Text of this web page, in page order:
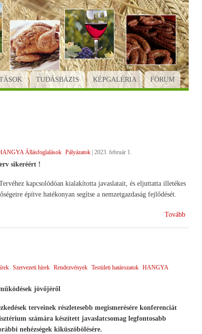
TUDÁSBÁZIS KÉPGALÉRIA FÓRUM
Állásfoglalások Pályázatok 2023. február 1.
sikeréért !
kapcsolódóan kialakította javaslatait, és eljuttatta illetékes
építve hatékonyan segítse a nemzetgazdaság fejlődését.
Tovább
Szervezeti hírek Rendezvények Testületi határozatok
HANGYA
jövőjéről
terveinek részletesebb megismerésére konferenciát
számára készített javaslatcsomag legfontosabb
nehézségek kiküszöbölésére.